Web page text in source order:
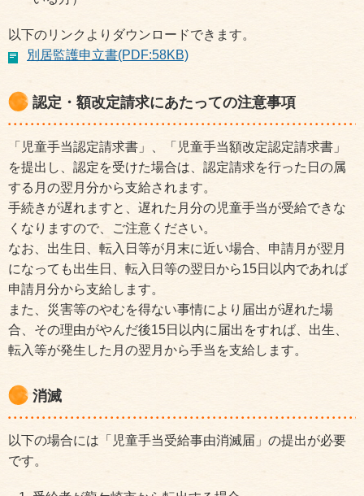
以下のリンクよりダウンロードできます。
別居監護申立書(PDF:58KB)
認定・額改定請求にあたっての注意事項
「児童手当認定請求書」、「児童手当額改定認定請求書」
を提出し、認定を受けた場合は、認定請求を行った日の属
する月の翌月分から支給されます。
手続きが遅れますと、遅れた月分の児童手当が受給できな
くなりますので、ご注意ください。
なお、出生日、転入日等が月末に近い場合、申請月が翌月
になっても出生日、転入日等の翌日から15日以内であれば
申請月分から支給します。
また、災害等のやむを得ない事情により届出が遅れた場
合、その理由がやんだ後15日以内に届出をすれば、出生、
転入等が発生した月の翌月から手当を支給します。
消滅
以下の場合には「児童手当受給事由消滅届」の提出が必要
です。